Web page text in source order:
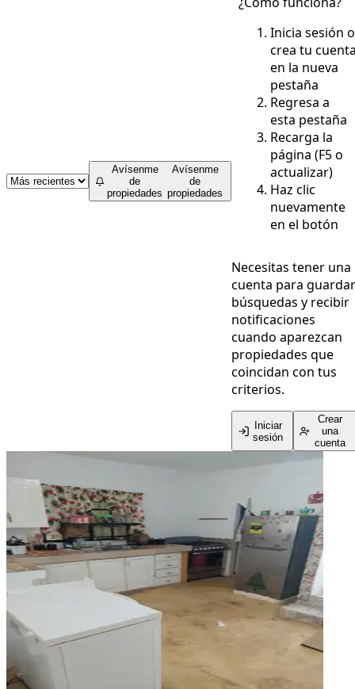
Avísenme
de
propiedades
Avísenme
de
propiedades
Inicia sesión o
crea tu
en la nueva
pestaña
Regresa a
esta pestaña
Recarga la
página (F5 o
actualizar)
Haz clic
nuevamente
en el botón
Necesitas tener una
cuenta para guardar
búsquedas y recibir
notificaciones
cuando aparezcan
propiedades que
coincidan con tus
criterios.
Iniciar
sesión
Crear
una
cuenta